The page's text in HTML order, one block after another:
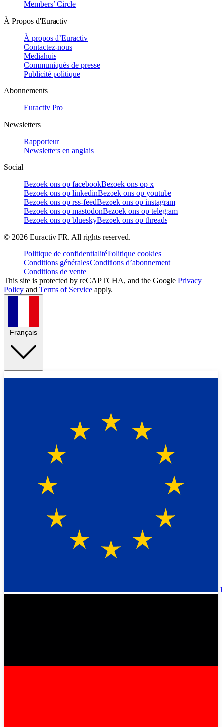
Members’ Circle
À Propos d'Euractiv
À propos d’Euractiv
Contactez-nous
Mediahuis
Communiqués de presse
Publicité politique
Abonnements
Euractiv Pro
Newsletters
Rapporteur
Newsletters en anglais
Social
Bezoek ons op facebookBezoek ons op x
Bezoek ons op linkedinBezoek ons op youtube
Bezoek ons op rss-feedBezoek ons op instagram
Bezoek ons op mastodonBezoek ons op telegram
Bezoek ons op blueskyBezoek ons op threads
© 2026 Euractiv FR. All rights reserved.
Politique de confidentialitéPolitique cookies
Conditions généralesConditions d’abonnement
Conditions de vente
This site is protected by reCAPTCHA, and the Google Privacy
Policy and Terms of Service apply.
Français